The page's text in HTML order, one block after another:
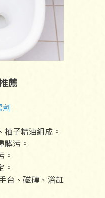
薦
劑
柚子精油組成。
髒污。
。
。
台、磁磚、浴缸